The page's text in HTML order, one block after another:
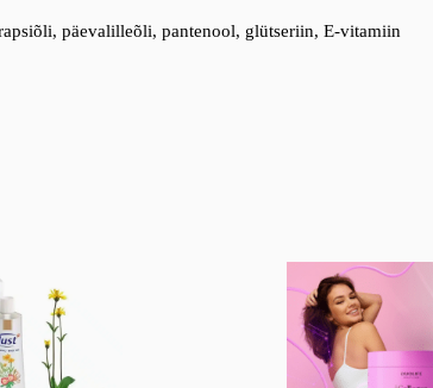
päevalilleõli, pantenool, glütseriin, E-vitamiin